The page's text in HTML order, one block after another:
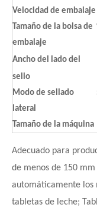
Velocidad de embalaje
Tamaño de la bolsa de
embalaje
Ancho del lado del
sello
Modo de sellado
lateral
Tamaño de la máquina
Adecuado para
de menos de 150
automáticamente los
tabletas de leche;